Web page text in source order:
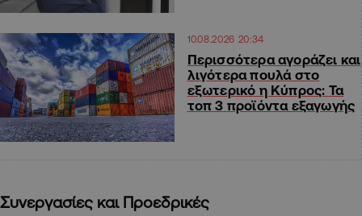
10.08.2026 20:34
Περισσότερα αγοράζει και
λιγότερα πουλά στο
εξωτερικό η Κύπρος: Τα
τοπ 3 προϊόντα εξαγωγής
Συνεργασίες και Προεδρικές